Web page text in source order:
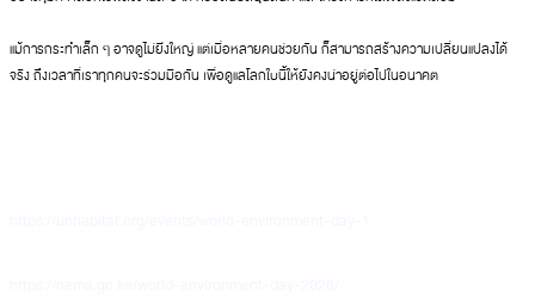
แม้การกระทำเล็ก ๆ อาจดูไม่ยิ่งใหญ่ แต่เมื่อหลายคนช่วยกัน ก็สามารถสร้างความเปลี่ยนแปลงได้
จริง ถึงเวลาที่เราทุกคนจะร่วมมือกัน เพื่อดูแลโลกใบนี้ให้ยังคงน่าอยู่ต่อไปในอนาคต